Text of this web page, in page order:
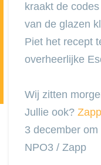
kraakt de
van de glazen
Piet het recept
overheerlijke
Wij zitten
Jullie ook?
3 december
NPO3 / Zapp